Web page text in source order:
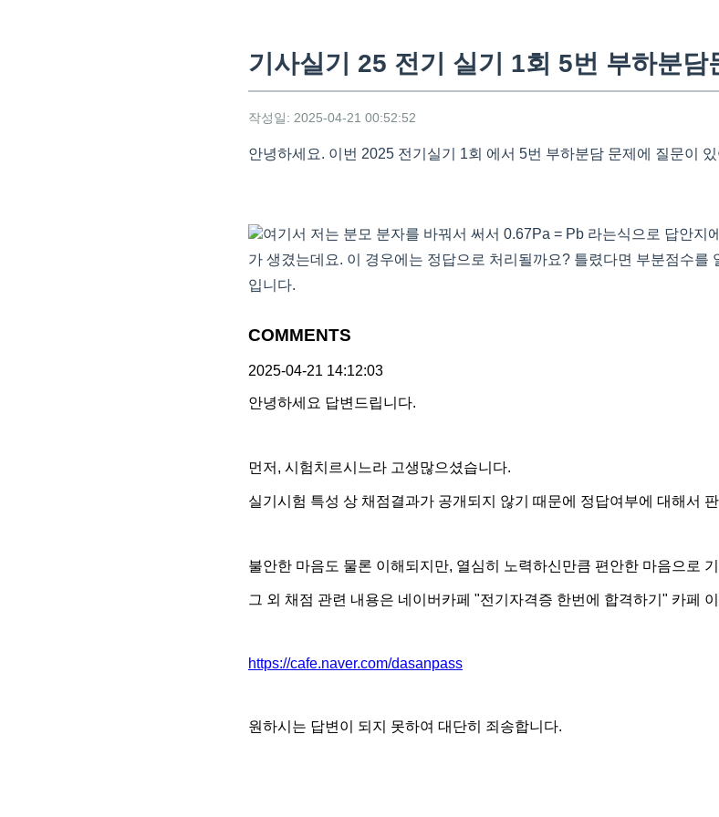
기사실기 25 전기 실기 1회 5번 부하분담
작성일: 2025-04-21 00:52:52
안녕하세요. 이번 2025 전기실기 1회 에서 5번 부하분담 문제에 질문이
여기서 저는 분모 분자를 바꿔서 써서 0.67Pa = Pb 라는식으로 답안지
가 생겼는데요. 이 경우에는 정답으로 처리될까요? 틀렸다면 부분점수를
입니다.
COMMENTS
2025-04-21 14:12:03
안녕하세요 답변드립니다.
먼저, 시험치르시느라 고생많으셨습니다.
실기시험 특성 상 채점결과가 공개되지 않기 때문에 정답여부에 대해서
불안한 마음도 물론 이해되지만, 열심히 노력하신만큼 편안한 마음으로
그 외 채점 관련 내용은 네이버카페 "전기자격증 한번에 합격하기" 카페
https://cafe.naver.com/dasanpass
원하시는 답변이 되지 못하여 대단히 죄송합니다.